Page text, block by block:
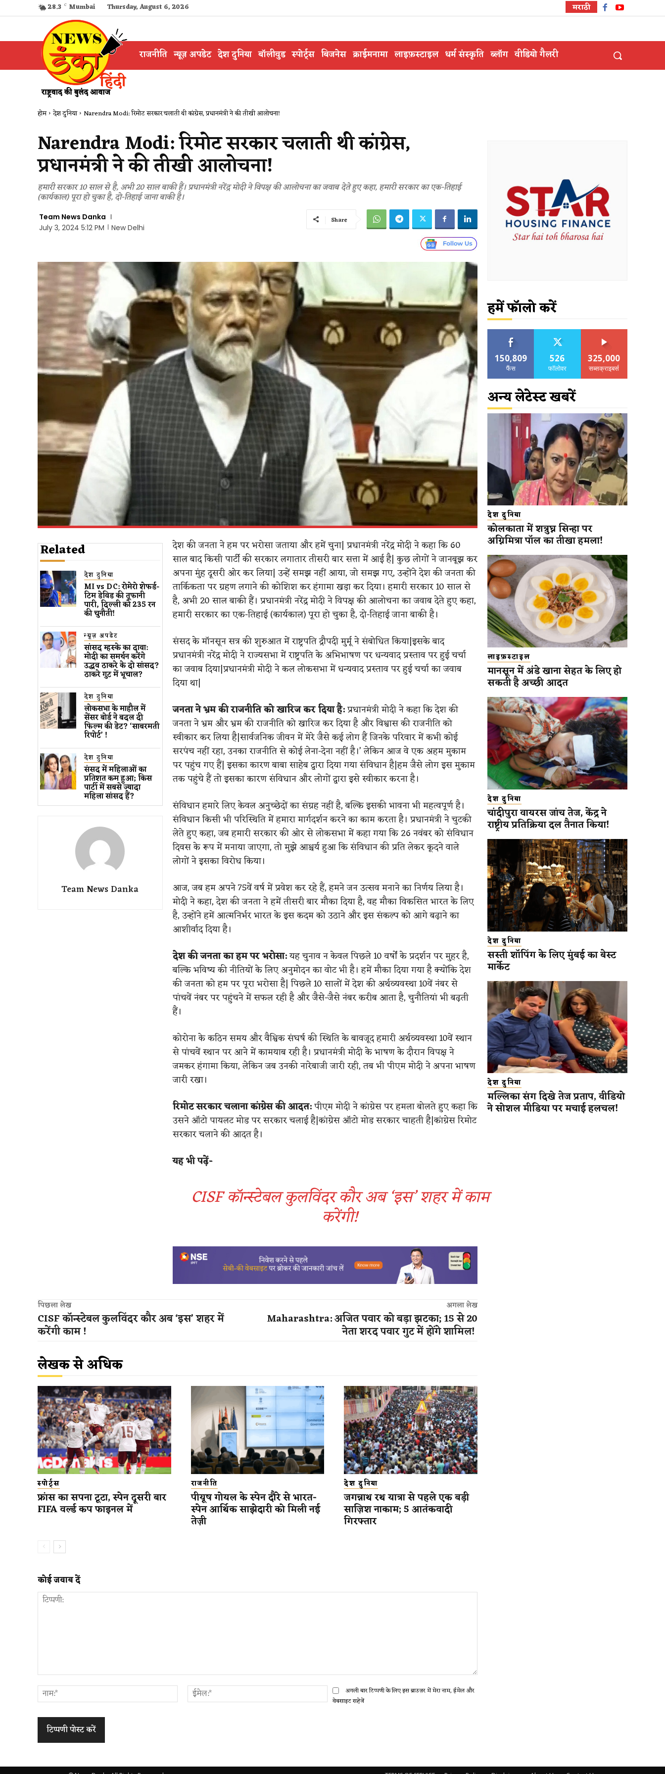
28.3 C Mumbai Thursday, August 6, 2026 मराठी
राजनीति न्यूज़ अपडेट देश दुनिया बॉलीवुड स्पोर्ट्स बिजनेस क्राईमनामा लाइफ़स्टाइल धर्म संस्कृति ब्लॉग वीडियो गैलरी
होम देश दुनिया Narendra Modi: रिमोट सरकार चलाती थी कांग्रेस, प्रधानमंत्री ने की तीखी आलोचना!
Narendra Modi: रिमोट सरकार चलाती थी कांग्रेस,
प्रधानमंत्री ने की तीखी आलोचना!
हमारी सरकार 10 साल से है, अभी 20 साल बाकी हैं। प्रधानमंत्री नरेंद्र मोदी ने विपक्ष की आलोचना का जवाब देते हुए कहा, हमारी सरकार का एक-तिहाई
(कार्यकाल) पूरा हो चुका है, दो-तिहाई जाना बाकी है।
Team News Danka
July 3, 2024 5:12 PM
New Delhi
Share
Related
देश दुनिया
MI vs DC: रोमेरो शेफर्ड-
टिम डेविड की तूफानी
पारी, दिल्ली को 235 रन
की चुनौती!
न्यूज़ अपडेट
सांसद म्हस्के का दावा:
मोदी का समर्थन करेंगे
उद्धव ठाकरे के दो सांसद?
ठाकरे गुट में भूचाल?
देश दुनिया
लोकसभा के माहौल में
सेंसर बोर्ड ने बदल दी
फिल्म की डेट? ‘साबरमती
रिपोर्ट’ !
देश दुनिया
संसद में महिलाओं का
प्रतिशत कम ​हुआ​; किस
पार्टी में सबसे ज्यादा
महिला सांसद हैं?
Team News Danka
देश की जनता ने हम पर भरोसा जताया और हमें चुना| प्रधानमंत्री नरेंद्र मोदी ने कहा कि 60
साल बाद किसी पार्टी की सरकार लगातार तीसरी बार सत्ता में आई है| कुछ लोगों ने जानबूझ कर
अपना मुंह दूसरी ओर कर लिया| उन्हें समझ नहीं आया, जो समझ गए, उन्होंने देश की जनता की
तार्किकता पर ग्रहण लगाने की कोशिश कर हंगामा खड़ा कर दिया। हमारी सरकार 10 साल से
है, अभी 20 साल बाकी हैं। प्रधानमंत्री नरेंद्र मोदी ने विपक्ष की आलोचना का जवाब देते हुए कहा,
हमारी सरकार का एक-तिहाई (कार्यकाल) पूरा हो चुका है, दो-तिहाई जाना बाकी है।
संसद के मॉनसून सत्र की शुरुआत में राष्ट्रपति द्रौपदी मुर्मू ने संबोधित किया|इसके बाद
प्रधानमंत्री नरेंद्र मोदी ने राज्यसभा में राष्ट्रपति के अभिभाषण पर धन्यवाद प्रस्ताव पर हुई चर्चा
का जवाब दिया|प्रधानमंत्री मोदी ने कल लोकसभा में धन्यवाद प्रस्ताव पर हुई चर्चा का जवाब
दिया था|
जनता ने भ्रम की राजनीति को खारिज कर दिया है:प्रधानमंत्री मोदी ने कहा कि देश की
जनता ने भ्रम और भ्रम की राजनीति को खारिज कर दिया है और विश्वास की राजनीति को
स्वीकार कर लिया है|सार्वजनिक जीवन में मेरे जैसे कई लोग हैं जिनके परिवार में कभी कोई
सरपंच नहीं रहा, उनका राजनीति से कोई लेना-देना नहीं है।’ लेकिन आज वे एक अहम मुकाम
पर पहुंच गए हैं| इसका कारण बाबा साहेब द्वारा दिया गया संविधान है|हम जैसे लोग इस मुकाम
तक पहुंचे हैं तो इसका कारण संविधान और लोगों द्वारा इसे स्वीकार करना है।
संविधान हमारे लिए केवल अनुच्छेदों का संग्रह नहीं है, बल्कि इसकी भावना भी महत्वपूर्ण है।
संविधान किसी भी परिस्थिति में हमारा मार्गदर्शन करने का काम करता है। प्रधानमंत्री ने चुटकी
लेते हुए कहा, जब हमारी सरकार की ओर से लोकसभा में कहा गया कि 26 नवंबर को संविधान
दिवस के रूप में मनाया जाएगा, तो मुझे आश्चर्य हुआ कि संविधान की प्रति लेकर कूदने वाले
लोगों ने इसका विरोध किया।
आज, जब हम अपने 75वें वर्ष में प्रवेश कर रहे हैं, हमने जन उत्सव मनाने का निर्णय लिया है।
मोदी ने कहा, देश की जनता ने हमें तीसरी बार मौका दिया है, वह मौका विकसित भारत के लिए
है, उन्होंने हमें आत्मनिर्भर भारत के इस कदम को उठाने और इस संकल्प को आगे बढ़ाने का
आशीर्वाद दिया है।
देश की जनता का हम पर भरोसा:यह चुनाव न केवल पिछले 10 वर्षों के प्रदर्शन पर मुहर है,
बल्कि भविष्य की नीतियों के लिए अनुमोदन का वोट भी है। हमें मौका दिया गया है क्योंकि देश
की जनता को हम पर पूरा भरोसा है| पिछले 10 सालों में देश की अर्थव्यवस्था 10वें नंबर से
पांचवें नंबर पर पहुंचने में सफल रही है और जैसे-जैसे नंबर करीब आता है, चुनौतियां भी बढ़ती
हैं।
कोरोना के कठिन समय और वैश्विक संघर्ष की स्थिति के बावजूद हमारी अर्थव्यवस्था 10वें स्थान
से पांचवें स्थान पर आने में कामयाब रही है। प्रधानमंत्री मोदी के भाषण के दौरान विपक्ष ने
जमकर हंगामा किया, लेकिन जब उनकी नारेबाजी जारी रही, तब भी पीएम मोदी ने अपना भाषण
जारी रखा।
रिमोट सरकार चलाना कांग्रेस की आदत:पीएम मोदी ने कांग्रेस पर हमला बोलते हुए कहा कि
उसने ऑटो पायलट मोड पर सरकार चलाई है|कांग्रेस ऑटो मोड सरकार चाहती है|कांग्रेस रिमोट
सरकार चलाने की आदत है।
यह भी पढ़ें-
CISF कॉन्स्टेबल कुलविंदर कौर अब ‘इस’ शहर में काम
करेंगी!
पिछला लेख
CISF कॉन्स्टेबल कुलविंदर कौर अब ‘इस’ शहर में
करेंगी काम !
अगला लेख
Maharashtra: अजित पवार को बड़ा झटका; 15 से 20
नेता शरद पवार गुट में ​होंगे शामिल​! ​
लेखक से अधिक
स्पोर्ट्स
फ्रांस का सपना टूटा, स्पेन दूसरी बार
FIFA वर्ल्ड कप फाइनल में
राजनीति
पीयूष गोयल के स्पेन दौरे से भारत-
स्पेन आर्थिक साझेदारी को मिली नई
तेज़ी
देश दुनिया
जगन्नाथ रथ यात्रा से पहले एक बड़ी
साज़िश नाकाम; 5 आतंकवादी
गिरफ्तार
कोई जवाब दें
नाम:*
ईमेल:*अगली बार टिप्पणी के लिए इस ब्राउज़र में मेरा नाम, ईमेल और
वेबसाइट सहेजें
हमें फॉलो करें
150,809
फैंस
526
फॉलोवर
325,000
सब्सक्राइबर्स
अन्य लेटेस्ट खबरें
देश दुनिया
कोलकाता में शत्रुघ्न सिन्हा पर
अग्निमित्रा पॉल का तीखा हमला!
लाइफ़स्टाइल
मानसून में अंडे खाना सेहत के लिए हो
सकती है अच्छी आदत
देश दुनिया
चांदीपुरा वायरस जांच तेज, केंद्र ने
राष्ट्रीय प्रतिक्रिया दल तैनात किया!
देश दुनिया
सस्ती शॉपिंग के लिए मुंबई का बेस्ट
मार्केट
देश दुनिया
मल्लिका संग दिखे तेज प्रताप, वीडियो
ने सोशल मीडिया पर मचाई हलचल!